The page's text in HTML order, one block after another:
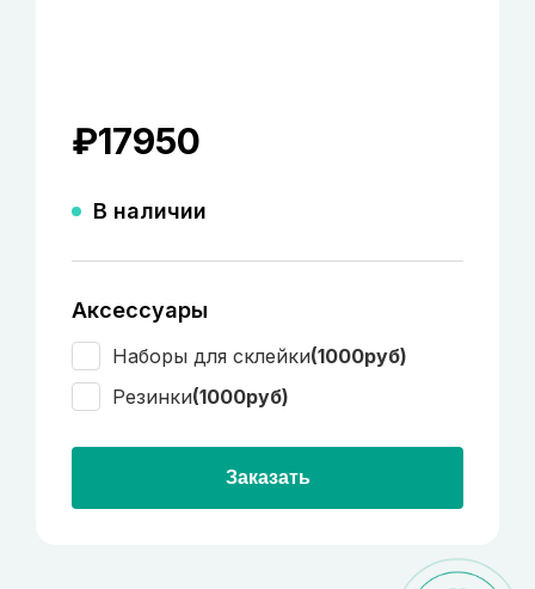
₽17950
В наличии
Аксессуары
Наборы для склейки(1000руб)
Резинки(1000руб)
Заказать